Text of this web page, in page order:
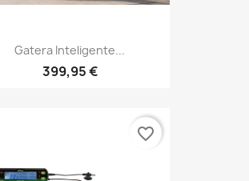
Gatera Inteligente...
399,95 €
favorite_border